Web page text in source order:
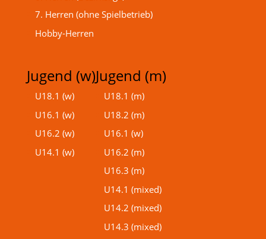
7. Herren (ohne Spielbetrieb)
Hobby-Herren
Jugend (w)
U18.1 (w)
U16.1 (w)
U16.2 (w)
U14.1 (w)
Jugend (m)
U18.1 (m)
U18.2 (m)
U16.1 (w)
U16.2 (m)
U16.3 (m)
U14.1 (mixed)
U14.2 (mixed)
U14.3 (mixed)